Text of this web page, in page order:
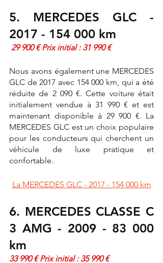
5. MERCEDES GLC -
2017 - 154 000 km
29 900 € Prix initial : 31 990 €
Nous avons également une MERCEDES
GLC de 2017 avec 154 000 km, qui a été
réduite de 2 090 €. Cette voiture était
initialement vendue à 31 990 € et est
maintenant disponible à 29 900 €. La
MERCEDES GLC est un choix populaire
pour les conducteurs qui cherchent un
véhicule de luxe pratique et
confortable.
La MERCEDES GLC - 2017 - 154 000 km
6. MERCEDES CLASSE C
3 AMG - 2009 - 83 000
km
33 990 € Prix initial : 35 990 €